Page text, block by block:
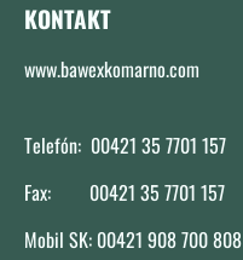
KONTAKT
www.bawexkomarno.com
Telefón: 00421 35 7701 157
Fax: 00421 35 7701 157
Mobil SK: 00421 908 700 808